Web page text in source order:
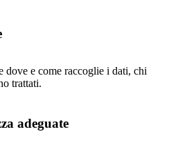
dove e come raccoglie i dati, chi
trattati.
adeguate